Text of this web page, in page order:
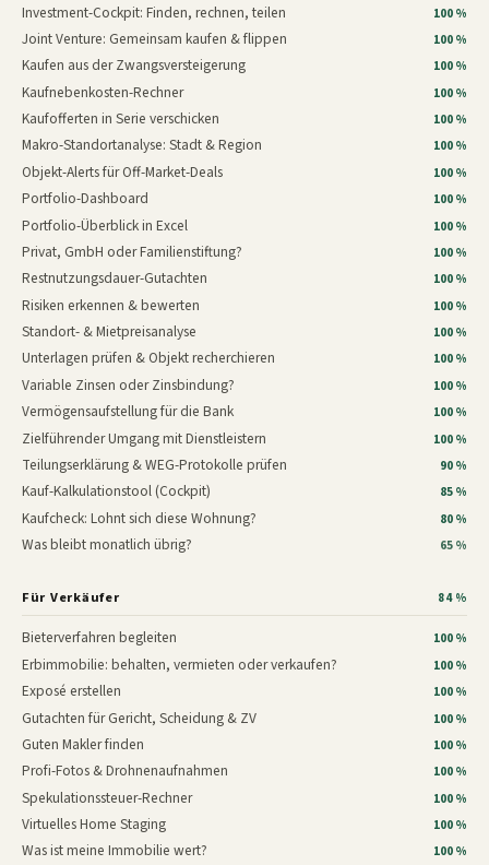
Investment-Cockpit: Finden, rechnen, teilen 100 %
Joint Venture: Gemeinsam kaufen & flippen 100 %
Kaufen aus der Zwangsversteigerung 100 %
Kaufnebenkosten-Rechner 100 %
Kaufofferten in Serie verschicken 100 %
Makro-Standortanalyse: Stadt & Region 100 %
Objekt-Alerts für Off-Market-Deals 100 %
Portfolio-Dashboard 100 %
Portfolio-Überblick in Excel 100 %
Privat, GmbH oder Familienstiftung? 100 %
Restnutzungsdauer-Gutachten 100 %
Risiken erkennen & bewerten 100 %
Standort- & Mietpreisanalyse 100 %
Unterlagen prüfen & Objekt recherchieren 100 %
Variable Zinsen oder Zinsbindung? 100 %
Vermögensaufstellung für die Bank 100 %
Zielführender Umgang mit Dienstleistern 100 %
Teilungserklärung & WEG-Protokolle prüfen 90 %
Kauf-Kalkulationstool (Cockpit) 85 %
Kaufcheck: Lohnt sich diese Wohnung? 80 %
Was bleibt monatlich übrig? 65 %
Für Verkäufer 84 %
Bieterverfahren begleiten 100 %
Erbimmobilie: behalten, vermieten oder verkaufen? 100 %
Exposé erstellen 100 %
Gutachten für Gericht, Scheidung & ZV 100 %
Guten Makler finden 100 %
Profi-Fotos & Drohnenaufnahmen 100 %
Spekulationssteuer-Rechner 100 %
Virtuelles Home Staging 100 %
Was ist meine Immobilie wert? 100 %